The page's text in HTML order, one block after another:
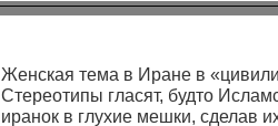
Женская тема в Иране в
Стереотипы гласят, будто
иранок в глухие мешки, сделав